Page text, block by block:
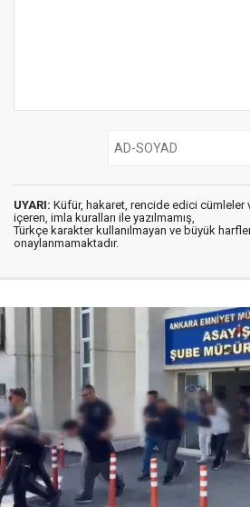
UYARI: Küfür, hakaret, rencide edici cümleler
içeren, imla kuralları ile yazılmamış,
Türkçe karakter kullanılmayan ve büyük
onaylanmamaktadır.